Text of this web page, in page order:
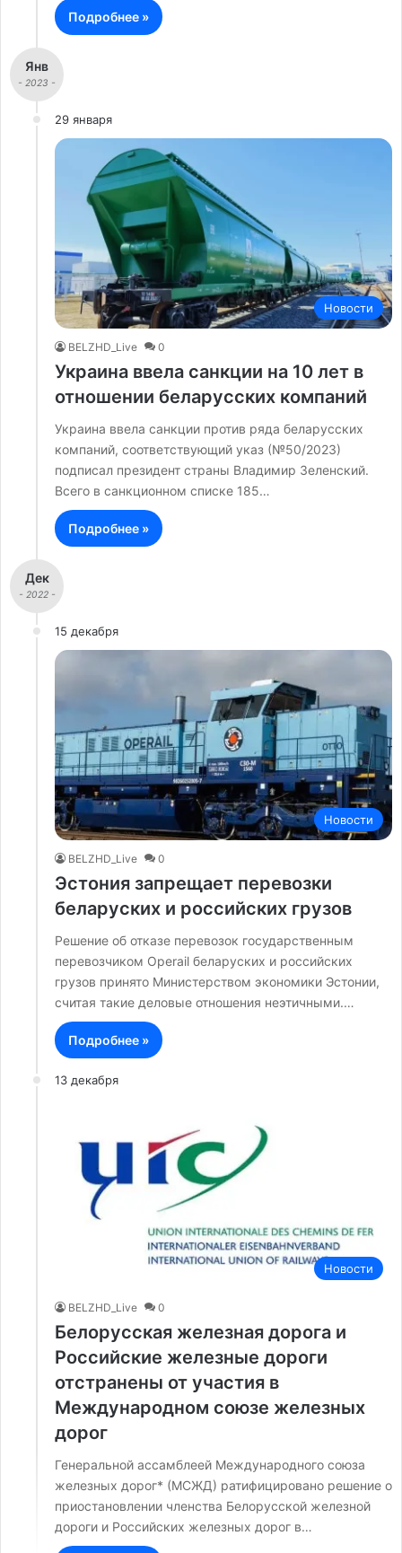
Подробнее »
Янв
- 2023 -
29 января
Новости
BELZHD_Live 0
Украина ввела санкции на 10 лет в
отношении беларусcких компаний
Украина ввела санкции против ряда беларусских
компаний, соответствующий указ (№50/2023)
подписал президент страны Владимир Зеленский.
Всего в санкционном списке 185…
Подробнее »
Дек
- 2022 -
15 декабря
Новости
BELZHD_Live 0
Эстония запрещает перевозки
беларуских и российских грузов
Решение об отказе перевозок государственным
перевозчиком Operail беларуских и российских
грузов принято Министерством экономики Эстонии,
считая такие деловые отношения неэтичными.…
Подробнее »
13 декабря
Новости
BELZHD_Live 0
Белорусская железная дорога и
Российские железные дороги
отстранены от участия в
Международном союзе железных
дорог
Генеральной ассамблеей Международного союза
железных дорог* (МСЖД) ратифицировано решение о
приостановлении членства Белорусской железной
дороги и Российских железных дорог в…